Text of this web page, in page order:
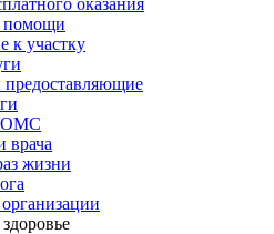
оказания
помощи
к участку
ОМС
врача
жизни